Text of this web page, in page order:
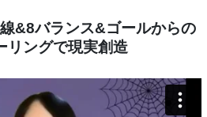
&8バランス&ゴールからの
リングで現実創造